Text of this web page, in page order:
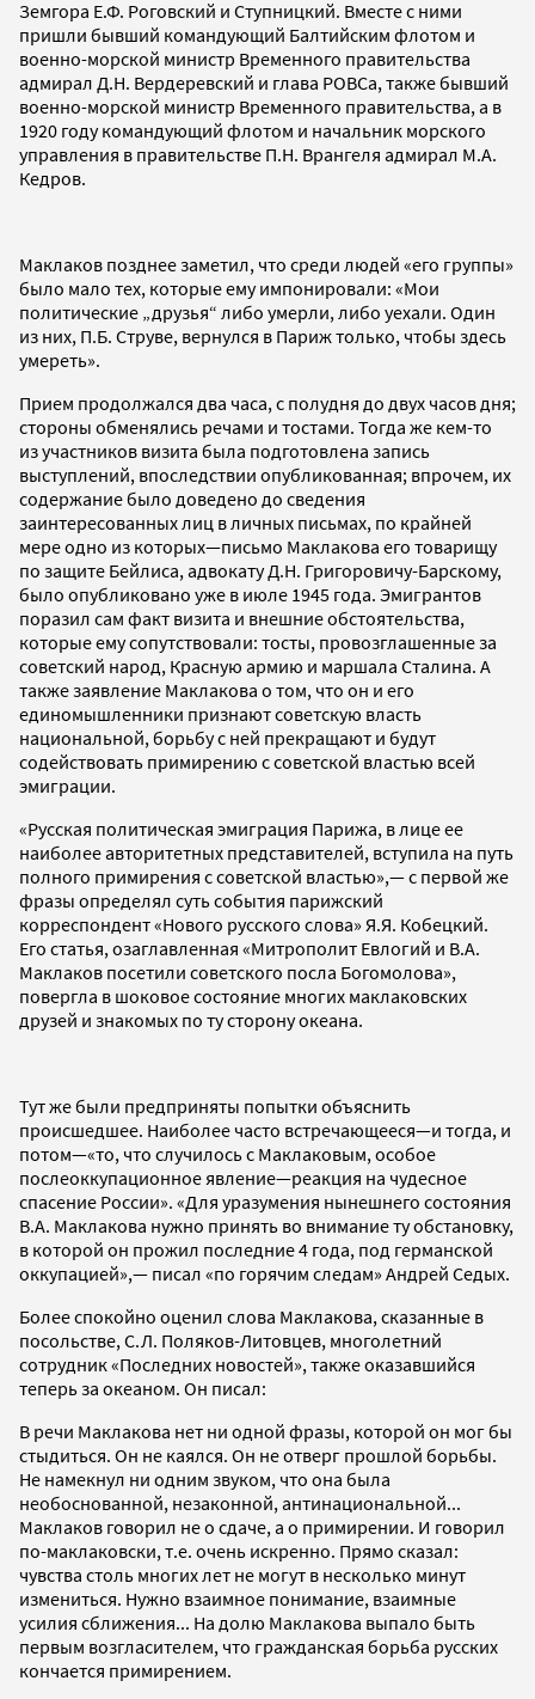
Земгора Е.Ф. Роговский и Ступницкий. Вместе с ними
пришли бывший командующий Балтийским флотом и
военно-морской министр Временного правительства
адмирал Д.Н. Вердеревский и глава РОВСа, также бывший
военно-морской министр Временного правительства, а в
1920 году командующий флотом и начальник морского
управления в правительстве П.Н. Врангеля адмирал М.А.
Кедров.
Маклаков позднее заметил, что среди людей «его группы»
было мало тех, которые ему импонировали: «Мои
политические „друзья“ либо умерли, либо уехали. Один
из них, П.Б. Струве, вернулся в Париж только, чтобы здесь
умереть».
Прием продолжался два часа, с полудня до двух часов дня;
стороны обменялись речами и тостами. Тогда же кем-то
из участников визита была подготовлена запись
выступлений, впоследствии опубликованная; впрочем, их
содержание было доведено до сведения
заинтересованных лиц в личных письмах, по крайней
мере одно из которых—письмо Маклакова его товарищу
по защите Бейлиса, адвокату Д.Н. Григоровичу-Барскому,
было опубликовано уже в июле 1945 года. Эмигрантов
поразил сам факт визита и внешние обстоятельства,
которые ему сопутствовали: тосты, провозглашенные за
советский народ, Красную армию и маршала Сталина. А
также заявление Маклакова о том, что он и его
единомышленники признают советскую власть
национальной, борьбу с ней прекращают и будут
содействовать примирению с советской властью всей
эмиграции.
«Русская политическая эмиграция Парижа, в лице ее
наиболее авторитетных представителей, вступила на путь
полного примирения с советской властью»,— с первой же
фразы определял суть события парижский
корреспондент «Нового русского слова» Я.Я. Кобецкий.
Его статья, озаглавленная «Митрополит Евлогий и В.А.
Маклаков посетили советского посла Богомолова»,
повергла в шоковое состояние многих маклаковских
друзей и знакомых по ту сторону океана.
Тут же были предприняты попытки объяснить
происшедшее. Наиболее часто встречающееся—и тогда, и
потом—«то, что случилось с Маклаковым, особое
послеоккупационное явление—реакция на чудесное
спасение России». «Для уразумения нынешнего состояния
В.А. Маклакова нужно принять во внимание ту обстановку,
в которой он прожил последние 4 года, под германской
оккупацией»,— писал «по горячим следам» Андрей Седых.
Более спокойно оценил слова Маклакова, сказанные в
посольстве, С.Л. Поляков-Литовцев, многолетний
сотрудник «Последних новостей», также оказавшийся
теперь за океаном. Он писал:
В речи Маклакова нет ни одной фразы, которой он мог бы
стыдиться. Он не каялся. Он не отверг прошлой борьбы.
Не намекнул ни одним звуком, что она была
необоснованной, незаконной, антинациональной...
Маклаков говорил не о сдаче, а о примирении. И говорил
по-маклаковски, т.е. очень искренно. Прямо сказал:
чувства столь многих лет не могут в несколько минут
измениться. Нужно взаимное понимание, взаимные
усилия сближения... На долю Маклакова выпало быть
первым возгласителем, что гражданская борьба русских
кончается примирением.